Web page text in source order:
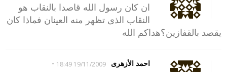
ان كان رسول الله قاصدا بالنقاب هو
النقاب الذى تظهر منه العينان فماذا كان
يقصد بالقفازين؟هداكم الله
احمد الأزهرى 19/11/2009 18:49
-